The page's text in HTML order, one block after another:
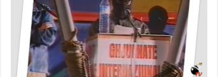
militant
tous
les
combats.